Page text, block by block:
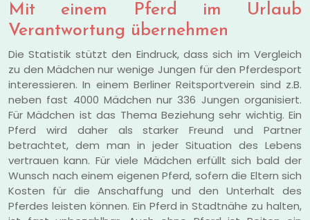
Mit einem Pferd im Urlaub
Verantwortung übernehmen
Die Statistik stützt den Eindruck, dass sich im Vergleich
zu den Mädchen nur wenige Jungen für den Pferdesport
interessieren. In einem Berliner Reitsportverein sind z.B.
neben fast 4000 Mädchen nur 336 Jungen organisiert.
Für Mädchen ist das Thema Beziehung sehr wichtig. Ein
Pferd wird daher als starker Freund und Partner
betrachtet, dem man in jeder Situation des Lebens
vertrauen kann. Für viele Mädchen erfüllt sich bald der
Wunsch nach einem eigenen Pferd, sofern die Eltern sich
Kosten für die Anschaffung und den Unterhalt des
Pferdes leisten können. Ein Pferd in Stadtnähe zu halten,